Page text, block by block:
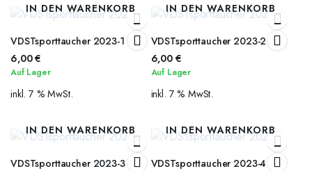
IN DEN WARENKORB
VDSTsporttaucher 2023-1
6,00€
Auf Lager
inkl. 7 % MwSt.
IN DEN WARENKORB
VDSTsporttaucher 2023-2
6,00 €
Auf Lager
inkl. 7 % MwSt.
IN DEN WARENKORB
VDSTsporttaucher 2023-3
IN DEN WARENKORB
VDSTsporttaucher 2023-4